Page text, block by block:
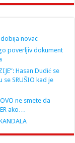
novac
poverljiv dokument
Hasan Dudić se
SRUŠIO kad je
OVO ne smete da
ako…